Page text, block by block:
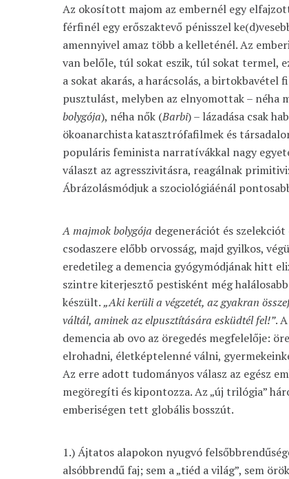
Az okosított majom az embernél egy
férfinél egy erőszaktevő pénisszel
amennyivel amaz több a kelleténél. Az
van belőle, túl sokat eszik, túl sokat termel,
a sokat akarás, a harácsolás, a birtokbavétel
pusztulást, melyben az elnyomottak – néha
bolygója), néha nők (Barbi) – lázadása csak
ökoanarchista katasztrófafilmek és
populáris feminista narratívákkal nagy
választ az agresszivitásra, reagálnak
Ábrázolásmódjuk a szociológiáénál
A majmok bolygója degenerációt és
csodaszere előbb orvosság, majd gyilkos,
eredetileg a demencia gyógymódjának hitt
szintre kiterjesztő pestisként még
készült.„Aki kerüli a végzetét, az gyakran
váltál, aminek az elpusztítására esküdtél fel!”.
demencia ab ovo az öregedés megfelelője:
elrohadni, életképtelenné válni,
Az erre adott tudományos válasz az egész
megöregíti és kipontozza. Az „új trilógia”
emberiségen tett globális bosszút.
1.) Ájtatos alapokon nyugvó
alsóbbrendű faj; sem a „tiéd a világ”, sem